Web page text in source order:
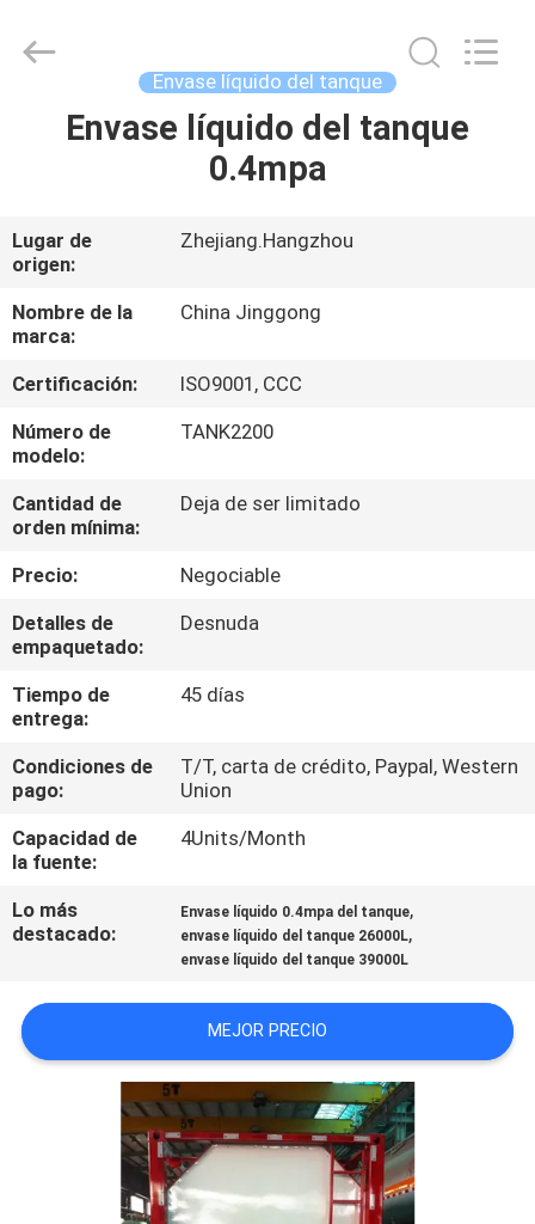
HOGAR
SOBRE
NOSOTROS
VIAJE
DE
FÁBRICA
CONTROL
DE
CALIDAD
ÉNTRENOS
EN
CONTACTO
CON
NOTICIAS
PIDA
UNA
SPECIAL
PURPOSE
Envase líquido del tanque
Envase líquido del tanque
0.4mpa
Lugar de
origen:
Zhejiang.Hangzhou
Nombre de la
marca:
China Jinggong
Certificación:
ISO9001, CCC
Número de
modelo:
TANK2200
Cantidad de
orden mínima:
Deja de ser limitado
Precio:
Negociable
Detalles de
empaquetado:
Desnuda
Tiempo de
entrega:
45 días
Condiciones de
pago:
T/T, carta de crédito, Paypal, Western
Union
Capacidad de
la fuente:
4Units/Month
Lo más
destacado:
Envase líquido 0.4mpa del tanque,
envase líquido del tanque 26000L,
envase líquido del tanque 39000L
MEJOR PRECIO